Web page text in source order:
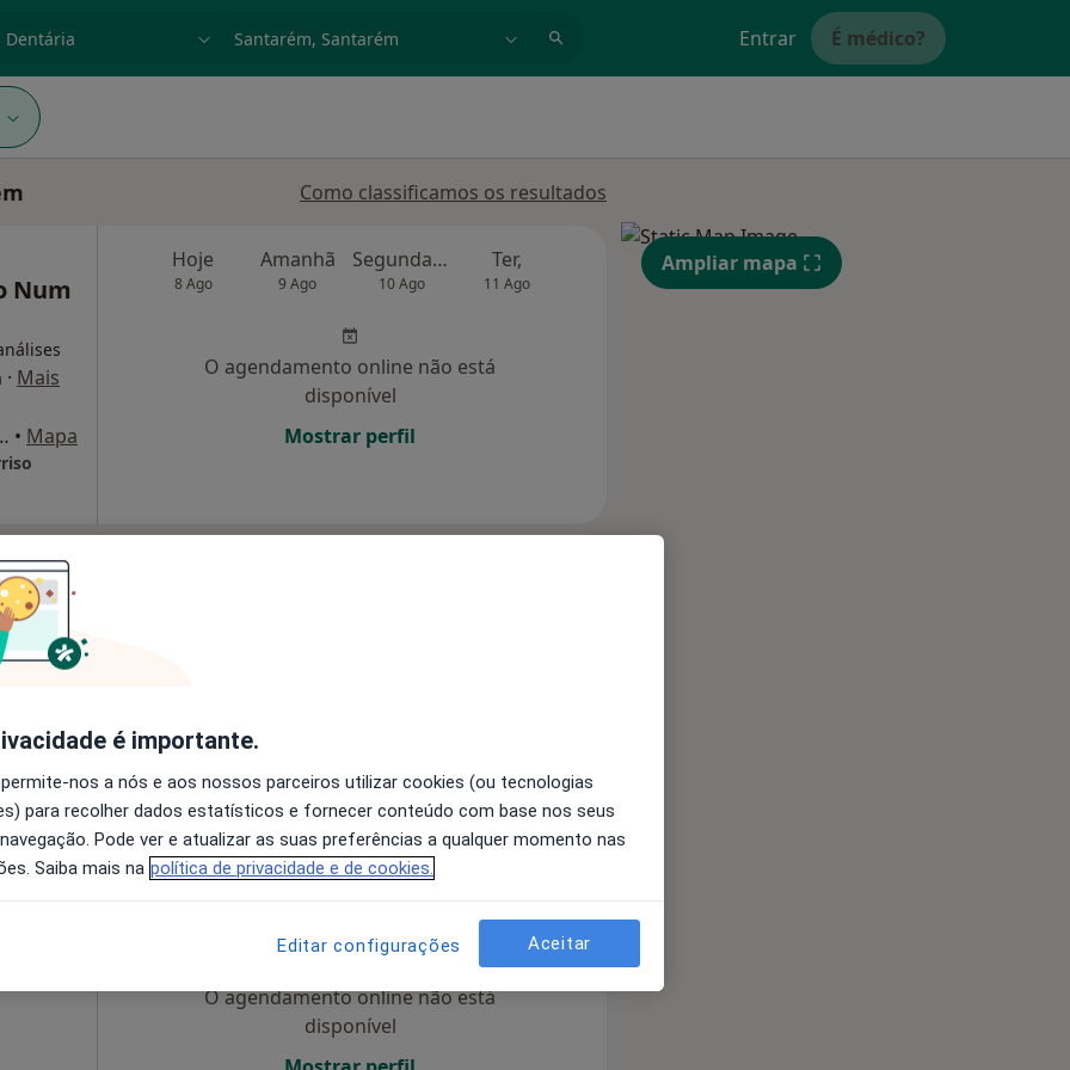
doença ou nome p. ex. Lisboa Entrar É médico?
Como classificamos os resultados
Num
· Mais
Nova Da Barquinha • Mapa
Hoje
8 Ago
Amanhã
9 Ago
Segunda-feira
10 Ago
Ter,
11 Ago
Qui, Sex,
14 Ago
O agendamento online não está
disponível
Mostrar perfil
da
Hospital São João Baptista - Santa Casa da Misericórdia do Entroncamento
O agendamento online não está
disponível
Ampliar mapa
é importante.
nos a nós e aos nossos parceiros utilizar cookies (ou tecnologias
para recolher dados estatísticos e fornecer conteúdo com base nos seus
Pode ver e atualizar as suas preferências a qualquer momento nas
Saiba mais na política de privacidade e de cookies.
Editar configurações Aceitar